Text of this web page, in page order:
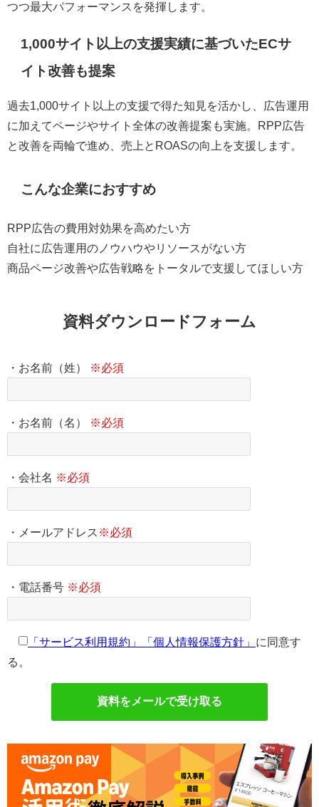
つつ最大パフォーマンスを発揮します。
1,000サイト以上の支援実績に基づいたECサ
イト改善も提案
過去1,000サイト以上の支援で得た知見を活かし、広告運用
に加えてページやサイト全体の改善提案も実施。RPP広告
と改善を両輪で進め、売上とROASの向上を支援します。
こんな企業におすすめ
RPP広告の費用対効果を高めたい方
自社に広告運用のノウハウやリソースがない方
商品ページ改善や広告戦略をトータルで支援してほしい方
資料ダウンロードフォーム
・お名前（姓） ※必須
・お名前（名） ※必須
・会社名 ※必須
・メールアドレス ※必須
・電話番号 ※必須
「サービス利用規約」 「個人情報保護方針」 に同意す
る。